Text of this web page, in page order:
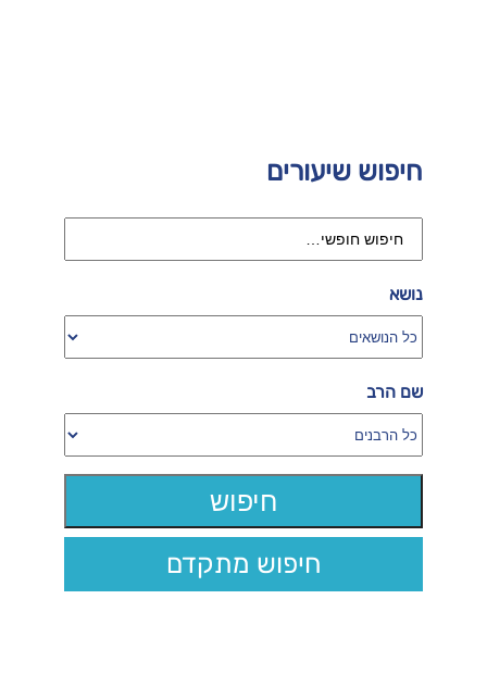
חיפוש שיעורים
נושא
שם הרב
חיפוש מתקדם